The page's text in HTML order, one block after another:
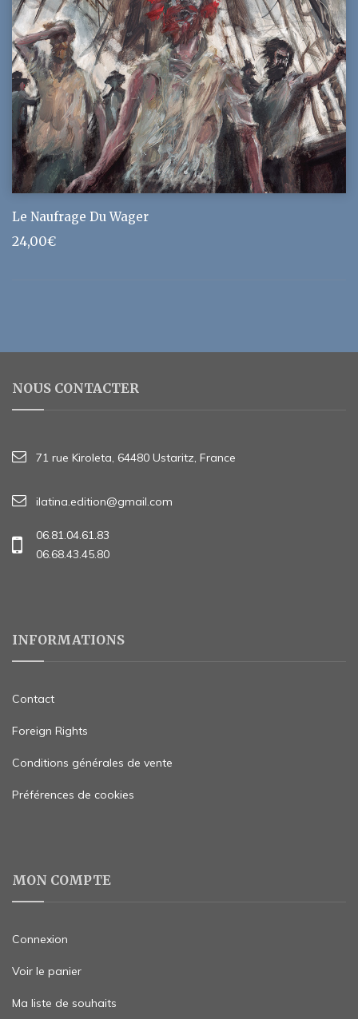
Le Naufrage Du Wager
24,00€
NOUS CONTACTER
71 rue Kiroleta, 64480 Ustaritz, France
ilatina.edition@gmail.com
06.81.04.61.83
06.68.43.45.80
INFORMATIONS
Contact
Foreign Rights
Conditions générales de vente
Préférences de cookies
MON COMPTE
Connexion
Voir le panier
Ma liste de souhaits